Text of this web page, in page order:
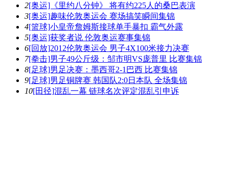
2[奥运]《里约八分钟》 将有约225人的桑巴表演
3[奥运]趣味伦敦奥运会 赛场搞笑瞬间集锦
4[篮球]小皇帝詹姆斯接球单手暴扣 霸气外露
5[奥运]获奖者说 伦敦奥运赛事集锦
6[回放]2012伦敦奥运会 男子4X100米接力决赛
7[拳击]男子49公斤级：邹市明VS庞普里 比赛集锦
8[足球]男足决赛：墨西哥2-1巴西 比赛集锦
9[足球]男足铜牌赛 韩国队2:0日本队 全场集锦
10[田径]混乱一幕 链球名次评定混乱引申诉